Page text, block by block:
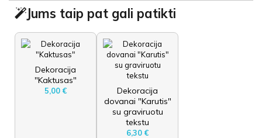
Jums taip pat gali patikti
Dekoracija
"Kaktusas"
5,00 €
Dekoracija
dovanai "Karutis"
su graviruotu
tekstu
6,30 €